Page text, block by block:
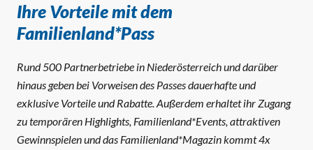
Ihre Vorteile mit dem
Familienland*Pass
Rund 500 Partnerbetriebe in Niederösterreich und darüber
hinaus geben bei Vorweisen des Passes dauerhafte und
exklusive Vorteile und Rabatte. Außerdem erhaltet ihr Zugang
zu temporären Highlights, Familienland*Events, attraktiven
Gewinnspielen und das Familienland*Magazin kommt 4x